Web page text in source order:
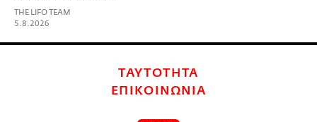
THE LIFO TEAM
5.8.2026
ΤΑΥΤΟΤΗΤΑ
ΕΠΙΚΟΙΝΩΝΙΑ